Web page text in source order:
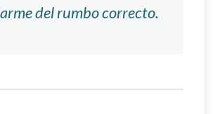
del rumbo correcto.